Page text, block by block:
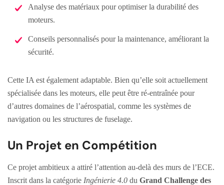
Analyse des matériaux pour optimiser la durabilité des
moteurs.
Conseils personnalisés pour la maintenance, améliorant la
sécurité.
Cette IA est également adaptable. Bien qu’elle soit actuellement
spécialisée dans les moteurs, elle peut être ré-entraînée pour
d’autres domaines de l’aérospatial, comme les systèmes de
navigation ou les structures de fuselage.
Un Projet en Compétition
Ce projet ambitieux a attiré l’attention au-delà des murs de l’ECE.
Inscrit dans la catégorie Ingénierie 4.0 du Grand Challenge des